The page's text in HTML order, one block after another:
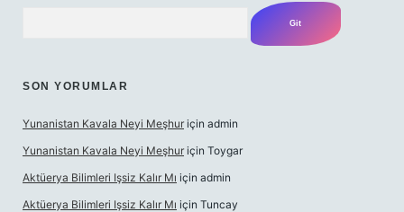
SON YORUMLAR
Yunanistan Kavala Neyi Meşhur için admin
Yunanistan Kavala Neyi Meşhur için Toygar
Aktüerya Bilimleri Işsiz Kalır Mı için admin
Aktüerya Bilimleri Işsiz Kalır Mı için Tuncay